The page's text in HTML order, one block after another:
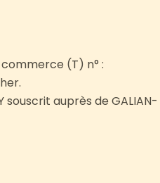
(T) n° :
auprès de GALIAN-